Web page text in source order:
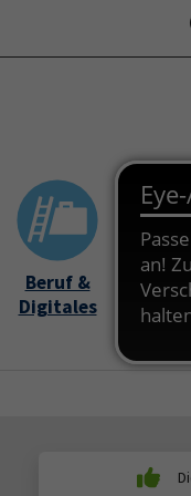
Submenu for
Beruf &
Digitales